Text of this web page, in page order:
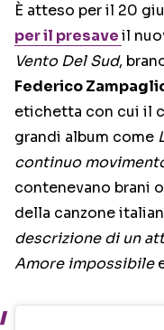
È atteso per il 20
per il presaveil
Vento Del Sud,
Federico
etichetta con cui il
grandi album come
continuo
contenevano brani
della canzone
descrizione di un
Amore impossibile